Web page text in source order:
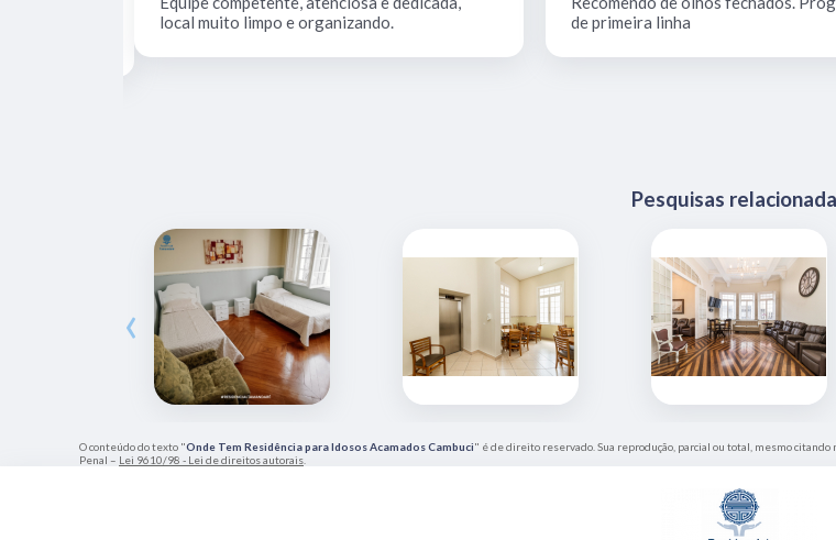
local muito limpo e organizando.
de primeira linha
Pesquisas
‹
O conteúdo do texto "Onde Tem Residência para Idosos Acamados Cambuci" é de direito reservado. Sua reprodução, parcial ou total, mesmo
Penal – Lei 9610/98 - Lei de direitos autorais